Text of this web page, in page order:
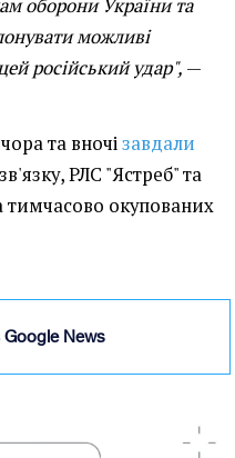
оборони України та
можливі
російський удар", —
та вночізавдали
РЛС "Ястреб" та
тимчасово окупованих
Google News